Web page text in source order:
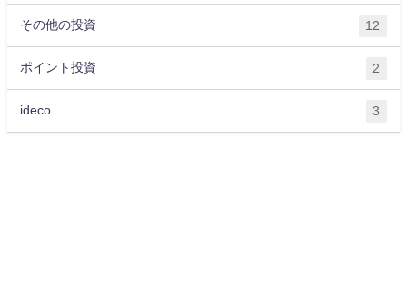
その他の投資 12
ポイント投資 2
ideco 3